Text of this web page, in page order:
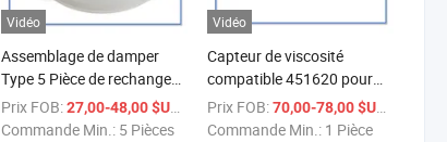
/ Pièce
Vidéo
Assemblage de damper
Type 5 Pièce de rechange
018872sp pour Domino
Ax150 A320I A420I
Prix FOB:27,00-48,00 $US
/ Pièce
Commande Min.: 5 Pièces
Vidéo
Capteur de viscosité
compatible 451620 pour
imprimante à jet d'encre
Hitachi pH Pb Px Pxr Rx2
Prix FOB:70,00-78,00 $US
Commande Min.: 1 Pièce